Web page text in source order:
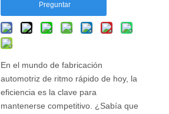
Preguntar
En el mundo de fabricación
automotriz de ritmo rápido de hoy, la
eficiencia es la clave para
mantenerse competitivo. ¿Sabía que